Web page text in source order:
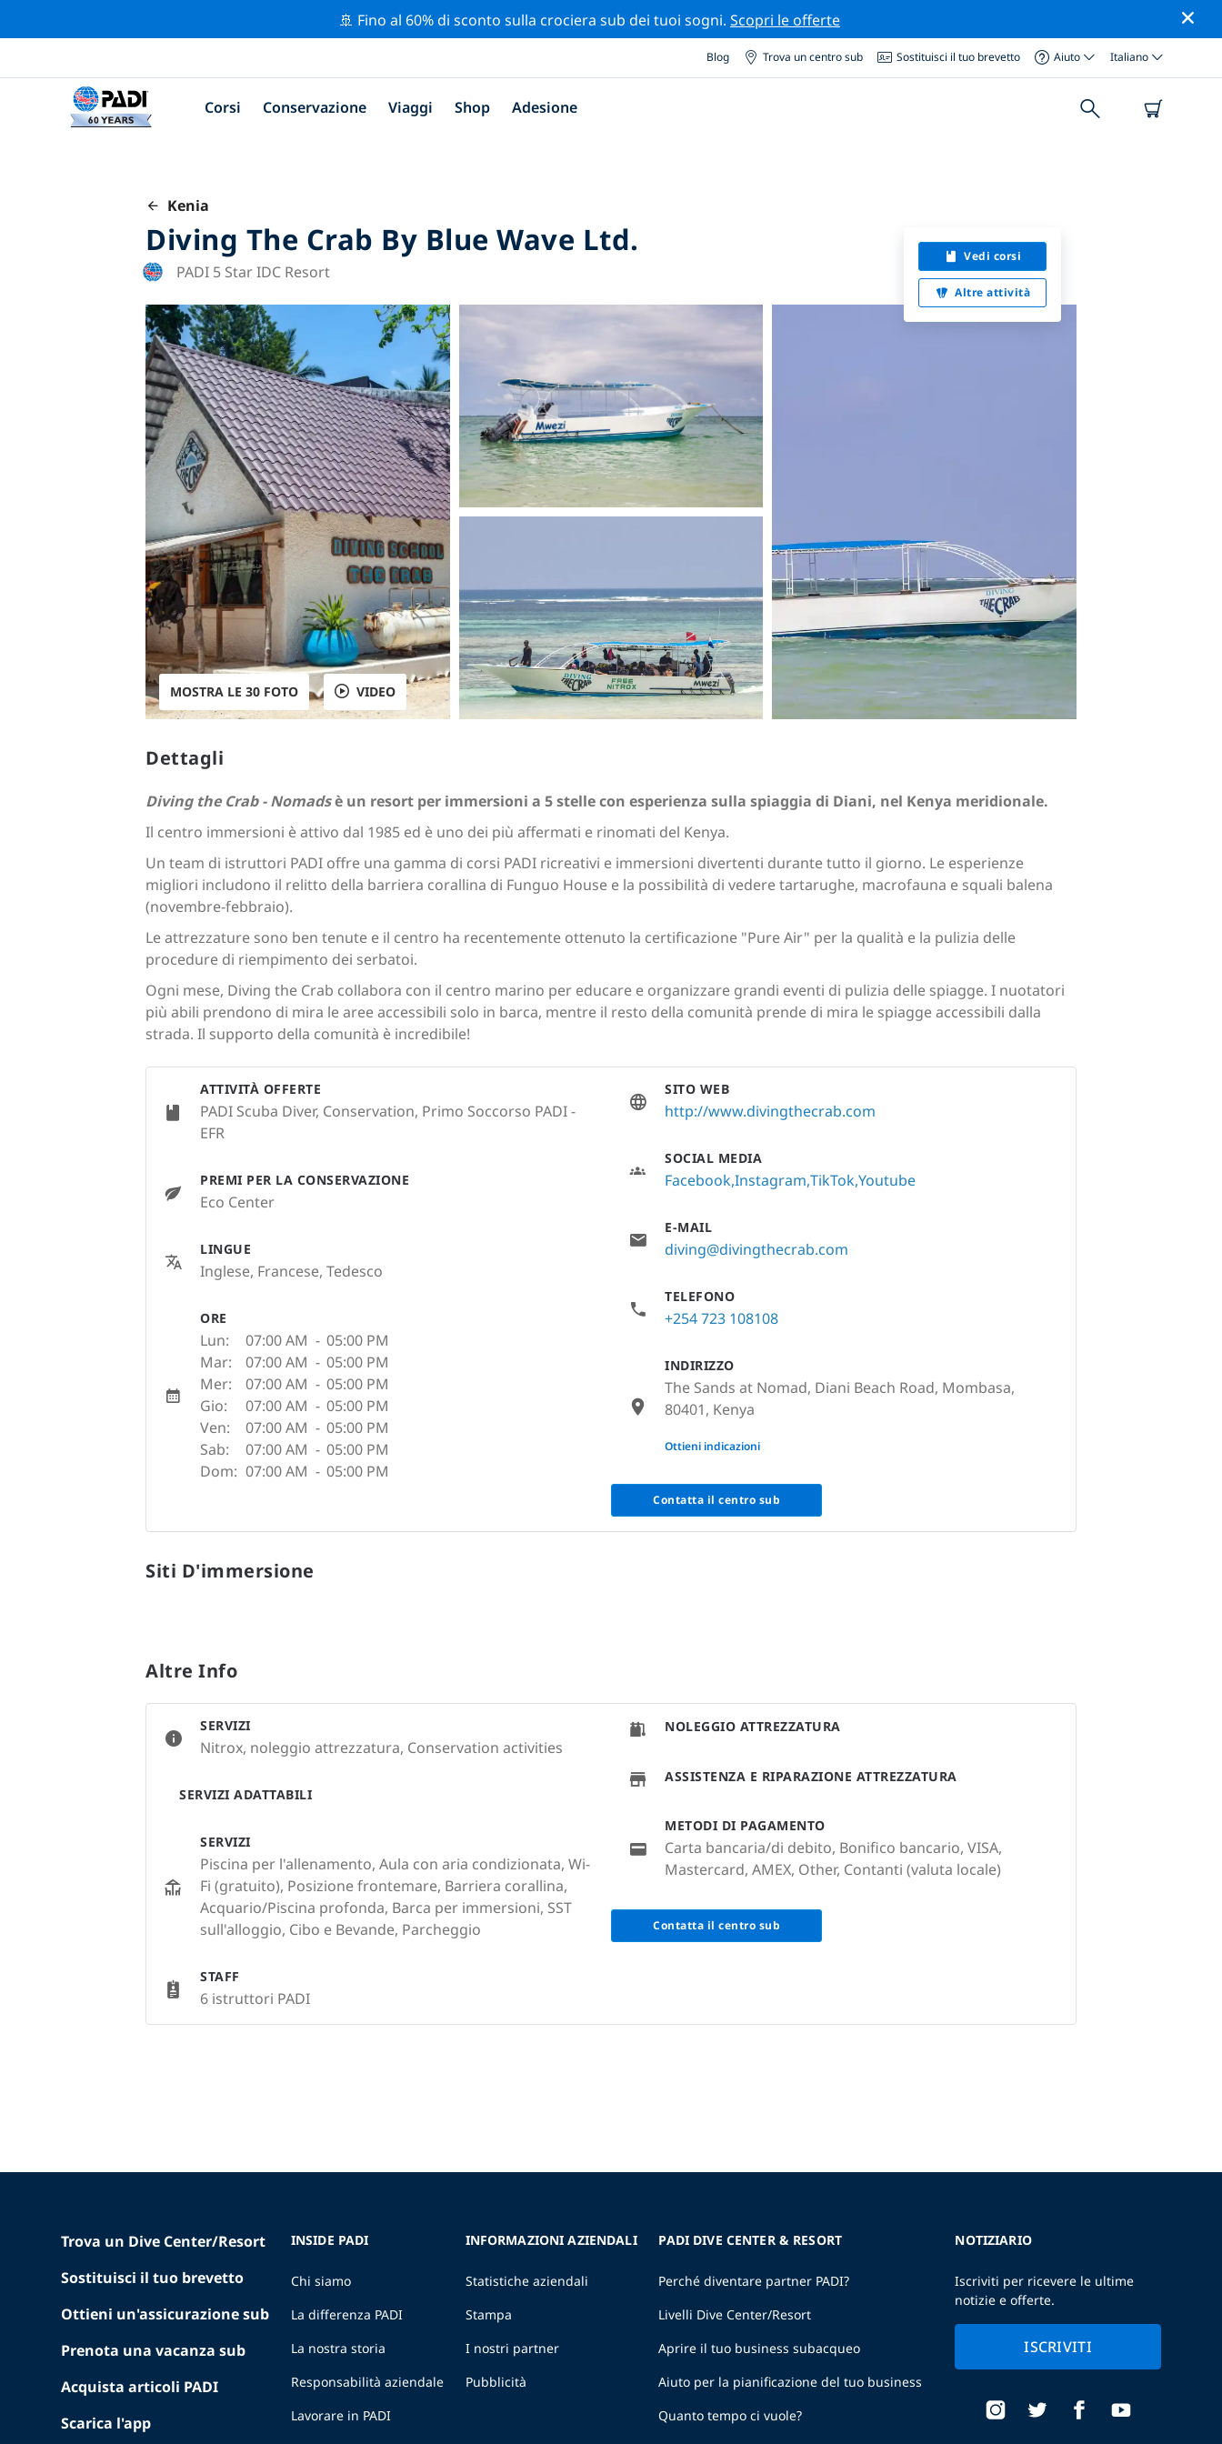
🚢 Fino al 60% di sconto sulla crociera sub dei tuoi sogni. Scopri le offerte
Blog Trova un centro sub Sostituisci il tuo brevetto Aiuto Italiano
Corsi Conservazione Viaggi Shop Adesione
Kenia
Diving The Crab By Blue Wave Ltd.
PADI 5 Star IDC Resort
Vedi corsi
Altre attività
MOSTRA LE 30 FOTO VIDEO
Dettagli
Diving the Crab - Nomadsè un resort per immersioni a 5 stelle con esperienza sulla spiaggia di Diani, nel Kenya meridionale.
Il centro immersioni è attivo dal 1985 ed è uno dei più affermati e rinomati del Kenya.
Un team di istruttori PADI offre una gamma di corsi PADI ricreativi e immersioni divertenti durante tutto il giorno. Le esperienze
migliori includono il relitto della barriera corallina di Funguo House e la possibilità di vedere tartarughe, macrofauna e squali balena
(novembre-febbraio).
Le attrezzature sono ben tenute e il centro ha recentemente ottenuto la certificazione "Pure Air" per la qualità e la pulizia delle
procedure di riempimento dei serbatoi.
Ogni mese, Diving the Crab collabora con il centro marino per educare e organizzare grandi eventi di pulizia delle spiagge. I nuotatori
più abili prendono di mira le aree accessibili solo in barca, mentre il resto della comunità prende di mira le spiagge accessibili dalla
strada. Il supporto della comunità è incredibile!
ATTIVITÀ OFFERTE
PADI Scuba Diver, Conservation, Primo Soccorso PADI -
EFR
PREMI PER LA CONSERVAZIONE
Eco Center
LINGUE
Inglese, Francese, Tedesco
ORE
Lun: 07:00 AM - 05:00 PM
Mar:
07:00 AM - 05:00 PM
Mer:
07:00 AM - 05:00 PM
Gio:
07:00 AM - 05:00 PM
Ven:
07:00 AM - 05:00 PM
Sab:
07:00 AM - 05:00 PM
Dom: 07:00 AM - 05:00 PM
SITO WEB
http://www.divingthecrab.com
SOCIAL MEDIA
FacebookInstagram TikTokYoutube
E-MAIL
diving@divingthecrab.com
TELEFONO
+254 723 108108
INDIRIZZO
The Sands at Nomad, Diani Beach Road, Mombasa,
80401, Kenya
None
Ottieni indicazioni
Contatta il centro sub
Siti D'immersione
Altre Info
SERVIZI
Nitrox, noleggio attrezzatura, Conservation activities
SERVIZI ADATTABILI
SERVIZI
Piscina per l'allenamento, Aula con aria condizionata, Wi-
Fi (gratuito), Posizione frontemare, Barriera corallina,
Acquario/Piscina profonda, Barca per immersioni, SST
sull'alloggio, Cibo e Bevande, Parcheggio
STAFF
6 istruttori PADI
NOLEGGIO ATTREZZATURA
ASSISTENZA E RIPARAZIONE ATTREZZATURA
METODI DI PAGAMENTO
Carta bancaria/di debito, Bonifico bancario, VISA,
Mastercard, AMEX, Other, Contanti (valuta locale)
Contatta il centro sub
Trova un Dive Center/Resort
Sostituisci il tuo brevetto
Ottieni un'assicurazione sub
Prenota una vacanza sub
Acquista articoli PADI
Scarica l'app
INSIDE PADI
Chi siamo
La differenza PADI
La nostra storia
Responsabilità aziendale
Lavorare in PADI
INFORMAZIONI AZIENDALI
Statistiche aziendali
Stampa
I nostri partner
Pubblicità
PADI DIVE CENTER & RESORT
Perché diventare partner PADI?
Livelli Dive Center/Resort
Aprire il tuo business subacqueo
Aiuto per la pianificazione del tuo business
Quanto tempo ci vuole?
NOTIZIARIO
Iscriviti per ricevere le ultime
notizie e offerte.
ISCRIVITI